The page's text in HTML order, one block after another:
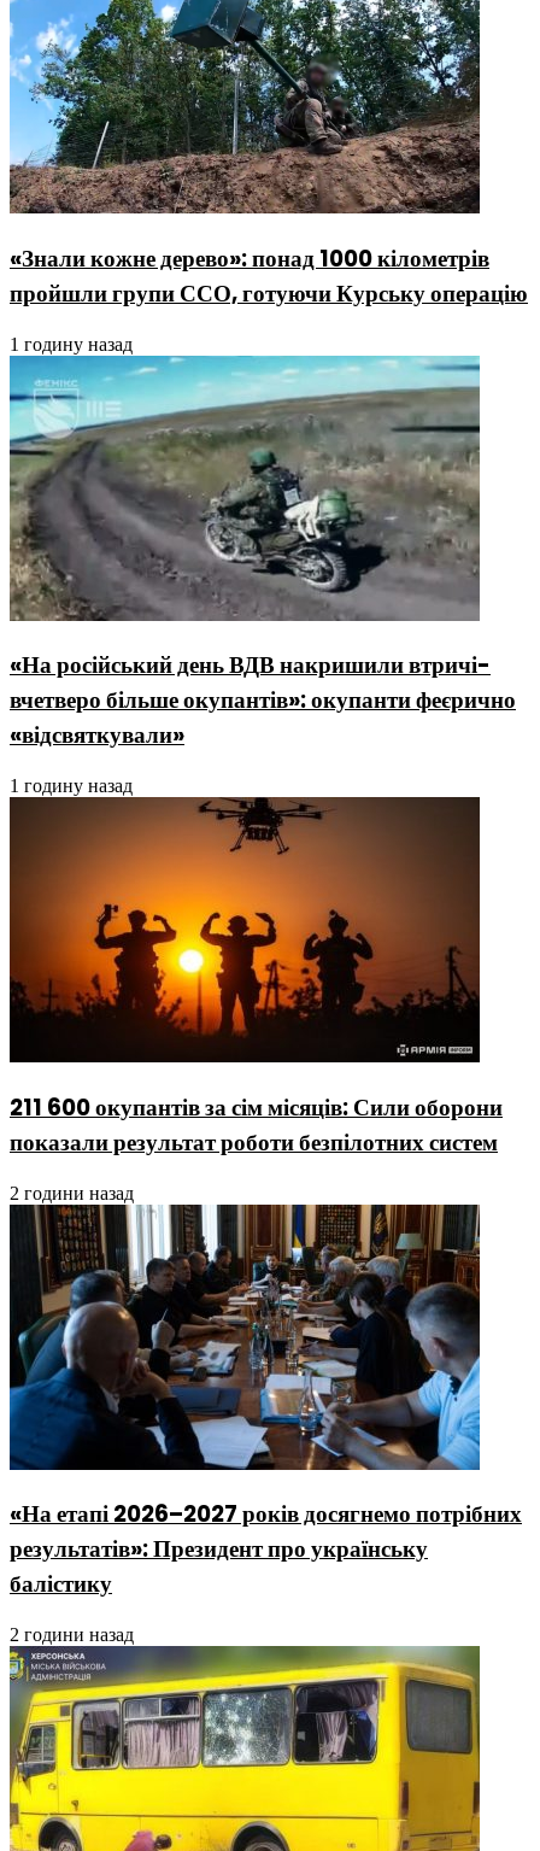
«Знали кожне дерево»: понад 1000 кілометрів
пройшли групи ССО, готуючи Курську операцію
1 годину назад
«На російський день ВДВ накришили втричі-
вчетверо більше окупантів»: окупанти феєрично
«відсвяткували»
1 годину назад
211 600 окупантів за сім місяців: Сили оборони
показали результат роботи безпілотних систем
2 години назад
«На етапі 2026–2027 років досягнемо потрібних
результатів»: Президент про українську
балістику
2 години назад